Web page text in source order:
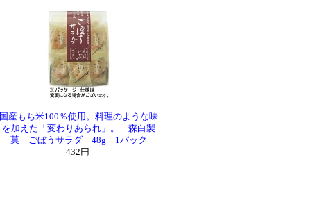
国産もち米100％使用。料理のような味
を加えた「変わりあられ」。 森白製
菓 ごぼうサラダ 48g 1パック
432円